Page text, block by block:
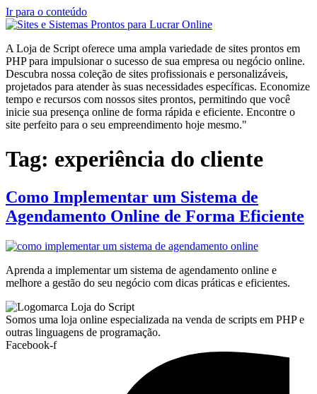
Ir para o conteúdo
A Loja de Script oferece uma ampla variedade de sites prontos em
PHP para impulsionar o sucesso de sua empresa ou negócio online.
Descubra nossa coleção de sites profissionais e personalizáveis,
projetados para atender às suas necessidades específicas. Economize
tempo e recursos com nossos sites prontos, permitindo que você
inicie sua presença online de forma rápida e eficiente. Encontre o
site perfeito para o seu empreendimento hoje mesmo."
Tag: experiência do cliente
Como Implementar um Sistema de
Agendamento Online de Forma Eficiente
Aprenda a implementar um sistema de agendamento online e
melhore a gestão do seu negócio com dicas práticas e eficientes.
Somos uma loja online especializada na venda de scripts em PHP e
outras linguagens de programação.
Facebook-f